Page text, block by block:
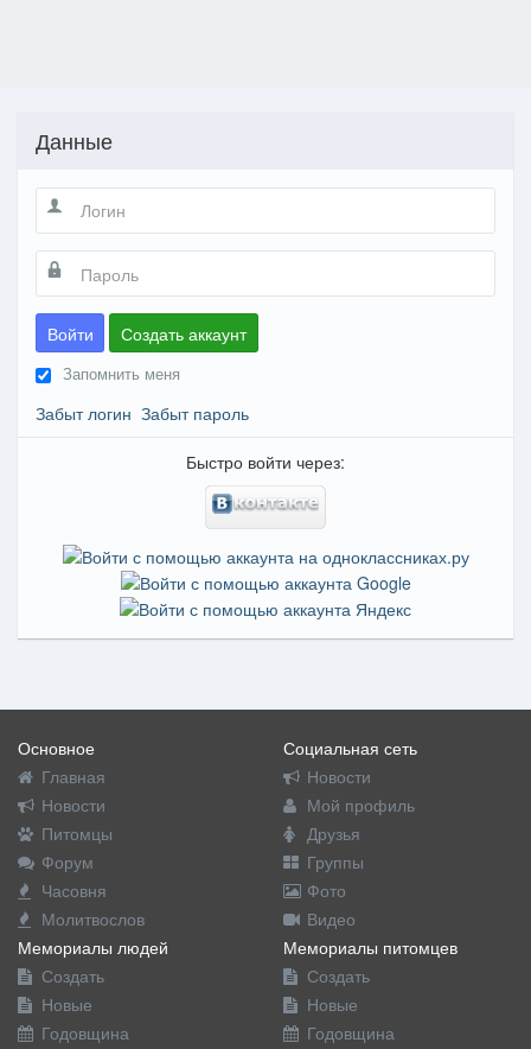
Данные
Войти Создать аккаунт
Запомнить меня
Забыт логин Забыт пароль
Быстро войти через:
Основное
Главная
Новости
Питомцы
Форум
Часовня
Молитвослов
Социальная сеть
Новости
Мой профиль
Друзья
Группы
Фото
Видео
Мемориалы людей
Создать
Новые
Годовщина
Мемориалы питомцев
Создать
Новые
Годовщина